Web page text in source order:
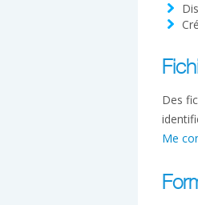
Des
Me